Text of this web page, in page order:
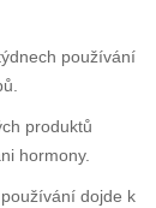
používání
produktů
hormony.
dojde k